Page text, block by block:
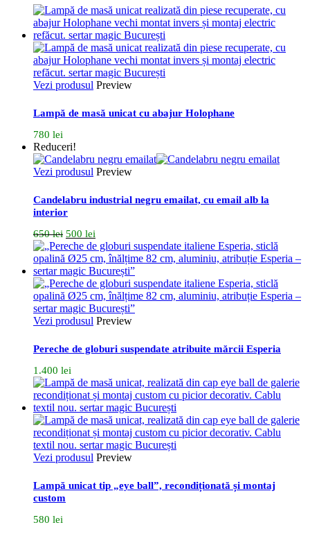
Vezi produsul Preview
Lampă de masă unicat cu abajur Holophane
780 lei
Reduceri!
Vezi produsul Preview
Candelabru industrial negru emailat, cu email alb la
interior
650lei Prețul
inițial
a
fost:
650 lei.
500 lei
curent
este:
500 lei.
Vezi produsul Preview
Pereche de globuri suspendate atribuite mărcii Esperia
1.400 lei
Vezi produsul Preview
Lampă unicat tip „eye ball”, recondiționată și montaj
custom
580 lei